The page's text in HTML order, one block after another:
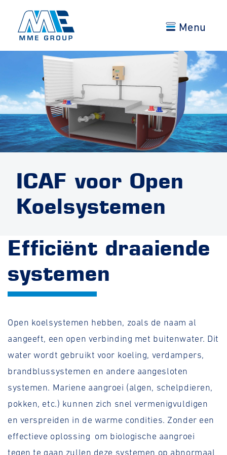
Menu
ICAF voor Open
Koelsystemen
Efficiënt draaiende
systemen
Open koelsystemen hebben, zoals de naam al
aangeeft, een open verbinding met buitenwater. Dit
water wordt gebruikt voor koeling, verdampers,
brandblussystemen en andere aangesloten
systemen. Mariene aangroei (algen, schelpdieren,
pokken, etc.) kunnen zich snel vermenigvuldigen
en verspreiden in de warme condities. Zonder een
effectieve oplossing om biologische aangroei
tegen te gaan zullen deze systemen op abnormaal